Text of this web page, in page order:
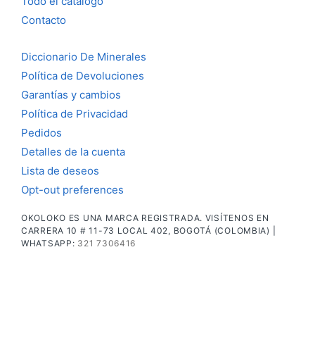
Contacto
Diccionario De Minerales
Política de Devoluciones
Garantías y cambios
Política de Privacidad
Pedidos
Detalles de la cuenta
Lista de deseos
Opt-out preferences
OKOLOKO ES UNA MARCA REGISTRADA. VISÍTENOS EN
CARRERA 10 # 11-73 LOCAL 402, BOGOTÁ (COLOMBIA) |
WHATSAPP: 321 7306416